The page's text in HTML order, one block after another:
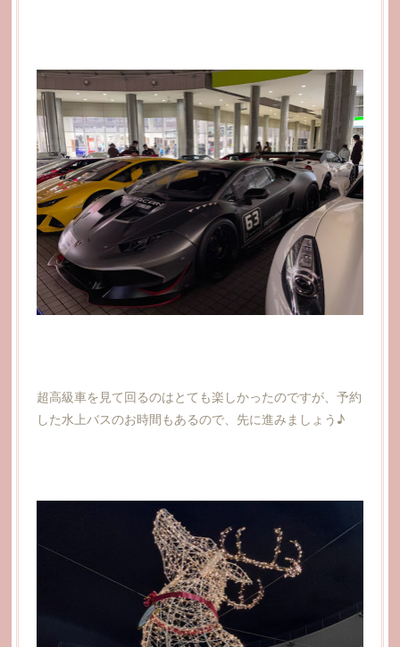
超高級車を見て回るのはとても楽しかったのですが、予約
した水上バスのお時間もあるので、先に進みましょう♪